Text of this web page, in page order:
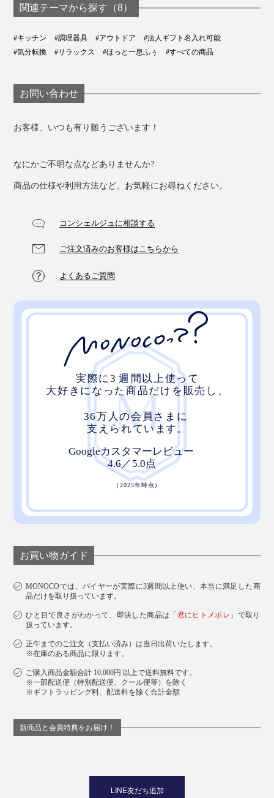
ピクニック、キャンプ、お花見といったアウトドアレジ
ャーで……容器は丈夫な合成樹脂製だから、割れる心配
在宅ワークをがんばる自分へ、コーヒー好きな友人や両
親、パートナーへのギフトにもどうぞ。
関連テーマから探す（8）
#キッチン #調理器具 #アウトドア
#法人ギフト名入れ可能
#気分転換
#リラックス #ほっと一息ふぅ #すべての商品
お問い合わせ
お客様、いつも有り難うございます！
なにかご不明な点などありませんか?
商品の仕様や利用方法など、お気軽にお尋ねください。
コンシェルジュに相談する
ご注文済みのお客様はこちらから
よくあるご質問
お買い物ガイド
MONOCOでは、バイヤーが実際に3週間以上使い、本当に満足した商
品だけを取り扱っています。
ひと目で良さがわかって、即決した商品は「君にヒトメボレ 」で取り
扱っています。
正午までのご注文（支払い済み）は当日出荷いたします。
※在庫のある商品に限ります。
ご購入商品金額合計 10,000円 以上で送料無料です。
※一部配送便（特別配送便、クール便等）を除く
※ギフトラッピング料、配送料を除く合計金額
新商品と会員特典をお届け！
LINE友だち追加